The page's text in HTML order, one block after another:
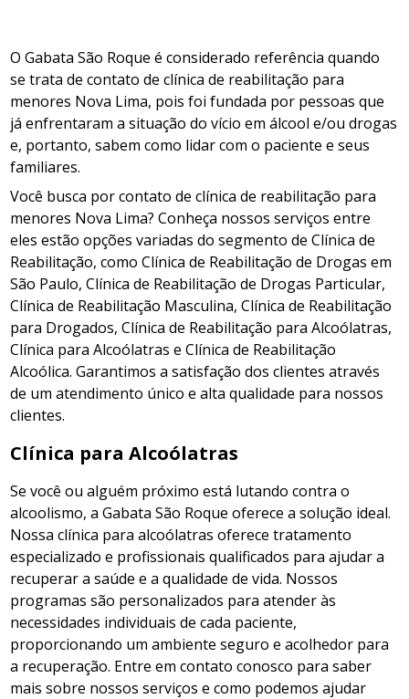
O Gabata São Roque é considerado referência quando
se trata de contato de clínica de reabilitação para
menores Nova Lima, pois foi fundada por pessoas que
já enfrentaram a situação do vício em álcool e/ou drogas
e, portanto, sabem como lidar com o paciente e seus
familiares.
Você busca por contato de clínica de reabilitação para
menores Nova Lima? Conheça nossos serviços entre
eles estão opções variadas do segmento de Clínica de
Reabilitação, como Clínica de Reabilitação de Drogas em
São Paulo, Clínica de Reabilitação de Drogas Particular,
Clínica de Reabilitação Masculina, Clínica de Reabilitação
para Drogados, Clínica de Reabilitação para Alcoólatras,
Clínica para Alcoólatras e Clínica de Reabilitação
Alcoólica. Garantimos a satisfação dos clientes através
de um atendimento único e alta qualidade para nossos
clientes.
Clínica para Alcoólatras
Se você ou alguém próximo está lutando contra o
alcoolismo, a Gabata São Roque oferece a solução ideal.
Nossa clínica para alcoólatras oferece tratamento
especializado e profissionais qualificados para ajudar a
recuperar a saúde e a qualidade de vida. Nossos
programas são personalizados para atender às
necessidades individuais de cada paciente,
proporcionando um ambiente seguro e acolhedor para
a recuperação. Entre em contato conosco para saber
mais sobre nossos serviços e como podemos ajudar